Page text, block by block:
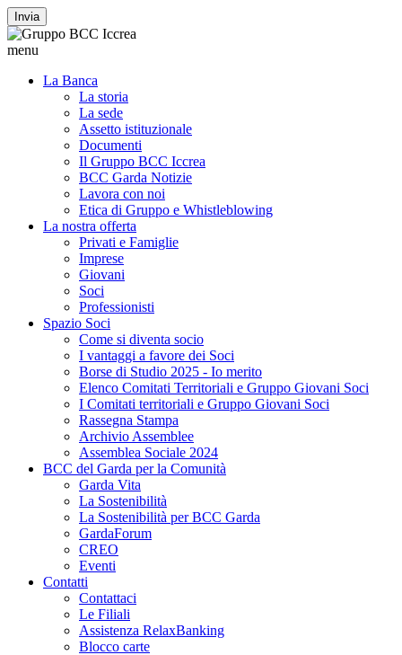
Invia
menu
La Banca
La storia
La sede
Assetto istituzionale
Documenti
Il Gruppo BCC Iccrea
BCC Garda Notizie
Lavora con noi
Etica di Gruppo e Whistleblowing
La nostra offerta
Privati e Famiglie
Imprese
Giovani
Soci
Professionisti
Spazio Soci
Come si diventa socio
I vantaggi a favore dei Soci
Borse di Studio 2025 - Io merito
Elenco Comitati Territoriali e Gruppo Giovani Soci
I Comitati territoriali e Gruppo Giovani Soci
Rassegna Stampa
Archivio Assemblee
Assemblea Sociale 2024
BCC del Garda per la Comunità
Garda Vita
La Sostenibilità
La Sostenibilità per BCC Garda
GardaForum
CREO
Eventi
Contatti
Contattaci
Le Filiali
Assistenza RelaxBanking
Blocco carte